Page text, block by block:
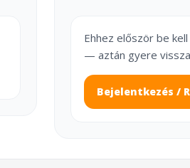
Ehhez először be
— aztán gyere
Bejelentkezés /